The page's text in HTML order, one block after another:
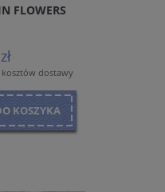
FLOWERS
kosztów dostawy
KOSZYKA